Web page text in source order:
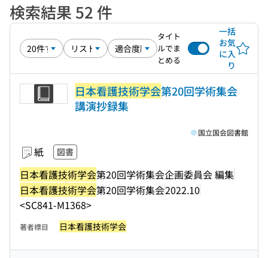
検索結果 52 件
タイト
ルでま
とめる
一括
お気
に入
り
日本看護技術学会第20回学術集会
講演抄録集
紙 図書
日本看護技術学会第20回学術集会企画委員会 編集
日本看護技術学会第20回学術集会2022.10
<SC841-M1368>
国立国会図書館
著者標目 日本看護技術学会